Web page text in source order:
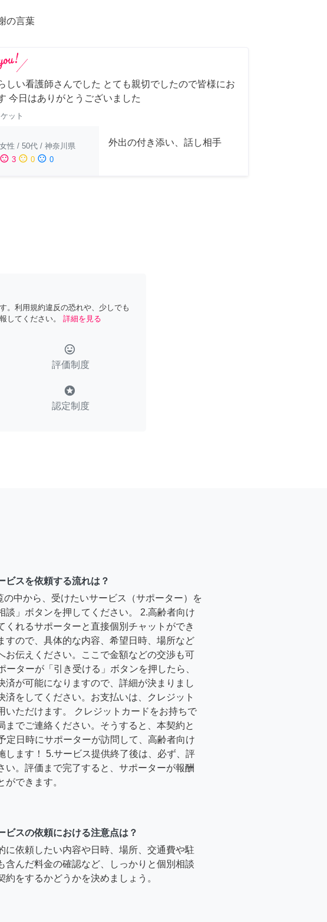
の言葉
しい看護師さんでした とても親切でしたので皆様にお
今日はありがとうございました
ット
女性 / 50代 / 神奈川県
sentiment_satisfied 3 sentiment_neutral 0 sentiment_dissatisfied 0
外出の付き添い、話し相手
。利用規約違反の恐れや、少しでも
してください。
詳細を見る
tag_faces
評価制度
stars
認定制度
ビスを依頼する流れは？
の中から、受けたいサービス（サポーター）を
談」ボタンを押してください。 2.高齢者向け
くれるサポーターと直接個別チャットができ
すので、具体的な内容、希望日時、場所など
お伝えください。ここで金額などの交渉も可
ーターが「引き受ける」ボタンを押したら、
済が可能になりますので、詳細が決まりまし
済をしてください。お支払いは、クレジット
いただけます。 クレジットカードをお持ちで
までご連絡ください。そうすると、本契約と
定日時にサポーターが訪問して、高齢者向け
します！ 5.サービス提供終了後は、必ず、評
い。評価まで完了すると、サポーターが報酬
ができます。
ビスの依頼における注意点は？
に依頼したい内容や日時、場所、交通費や駐
含んだ料金の確認など、しっかりと個別相談
約をするかどうかを決めましょう。